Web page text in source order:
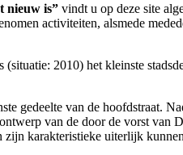
nieuw is” vindt u op deze site
activiteiten, alsmede
2010) het kleinste
gedeelte van de hoofdstraat.
van de door de vorst van
zijn karakteristieke uiterlijk